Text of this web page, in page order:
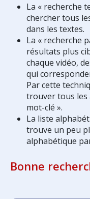
La « recherche
chercher tous
dans les textes.
La « recherche
résultats plus
chaque vidéo,
qui
Par cette
trouver tous les
mot-clé ».
La liste
trouve un peu
alphabétique
Bonne